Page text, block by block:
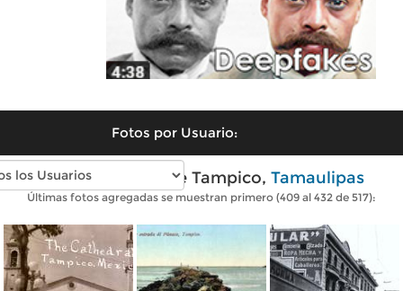
Fotos por Usuario:
Fotos antiguas de Tampico, Tamaulipas
Últimas fotos agregadas se muestran primero (409 al 432 de 517):